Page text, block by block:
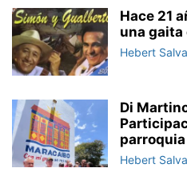
Hace 21
una gaita
Hebert
Di
Hebert